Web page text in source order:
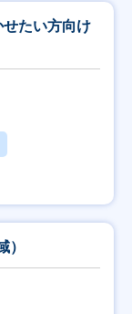
せたい方向け
）